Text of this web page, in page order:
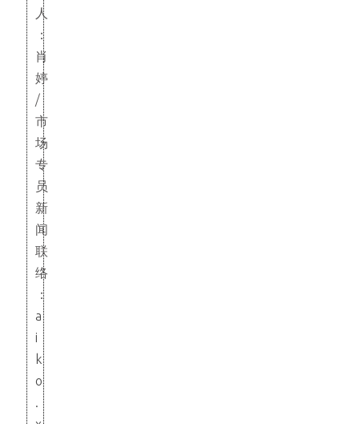
人
：
肖
婷
/
市
场
专
员
新
闻
联
络
：
a
i
k
o
.